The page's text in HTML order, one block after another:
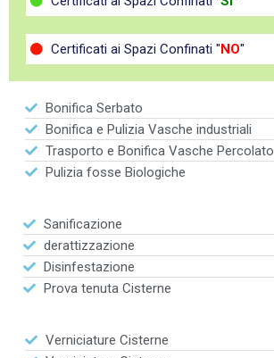
Certificati ai Spazi Confinati " NO"
Bonifica Serbato
Bonifica e Pulizia Vasche industriali
Trasporto e Bonifica Vasche Percolato
Pulizia fosse Biologiche
Sanificazione
derattizzazione
Disinfestazione
Prova tenuta Cisterne
Verniciature Cisterne